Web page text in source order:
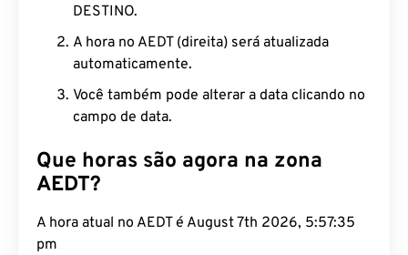
DESTINO.
A hora no AEDT (direita) será atualizada
automaticamente.
Você também pode alterar a data clicando no
campo de data.
Que horas são agora na zona
AEDT?
A hora atual no AEDT é August 7th 2026, 5:57:36
pm